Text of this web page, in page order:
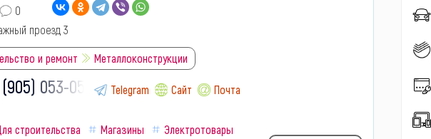
0
проезд 3
и ремонт Металлоконструкции
053-05- Telegram Сайт Почта
строительства Магазины
Электротовары